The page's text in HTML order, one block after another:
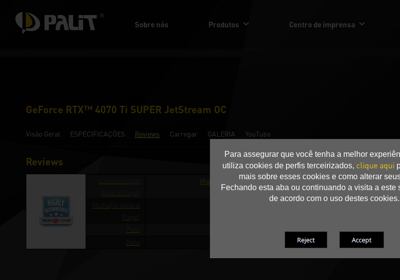
Para assegurar que você tenha a melhor
utiliza cookies de perfis terceirizados, clique aqui
mais sobre esses cookies e como alterar
Fechando esta aba ou continuando a visita a este
de acordo com o uso destes cookies.
Sobre nós Produtos Centro de imprensa
GeForce RTX™ 4070 Ti SUPER JetStream OC
Visão Geral ESPECIFICAÇÕES Reviews Carregar GALERIA YouTube
Reviews
Highly Recommenced